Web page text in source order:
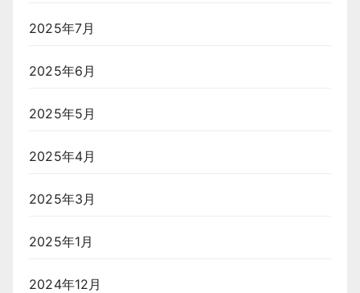
2025年7月
2025年6月
2025年5月
2025年4月
2025年3月
2025年1月
2024年12月